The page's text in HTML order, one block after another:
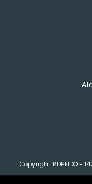
Copyright RDPEIDO -